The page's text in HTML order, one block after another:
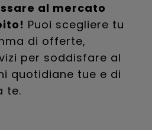
al mercato
Puoi scegliere tu
di offerte,
per soddisfare al
quotidiane tue e di
te.